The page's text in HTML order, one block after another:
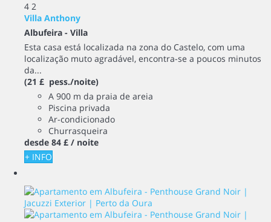
4 2
Villa Anthony
Albufeira - Villa
Esta casa está localizada na zona do Castelo, com uma
localização muto agradável, encontra-se a poucos minutos
da...
(21 £ pess./noite)
A 900 m da praia de areia
Piscina privada
Ar-condicionado
Churrasqueira
desde 84 £ / noite
+ INFO